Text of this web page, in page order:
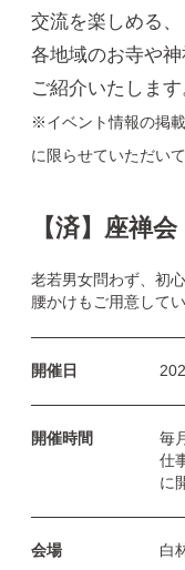
交流を楽しめる、
各地域のお寺や
ご紹介いたします
※イベント情報の掲
に限らせていただいて
【済】座禅
老若男女問わず、初
腰かけもご用意してい
開催日
開催時間
毎
仕
に
会場 白